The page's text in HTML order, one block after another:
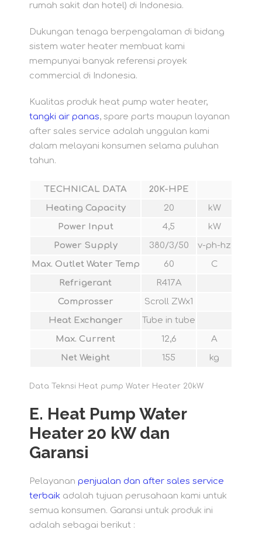
rumah sakit dan hotel) di Indonesia.
Dukungan tenaga berpengalaman di bidang
sistem water heater membuat kami
mempunyai banyak referensi proyek
commercial di Indonesia.
Kualitas produk heat pump water heater,
tangki air panas, spare parts maupun layanan
after sales service adalah unggulan kami
dalam melayani konsumen selama puluhan
tahun.
TECHNICAL DATA
20K-HPE
Heating Capacity
20
kW
Power Input
4,5
kW
Power Supply
380/3/50
v-ph-hz
Max. Outlet Water Temp
60
C
Refrigerant
R417A
Comprosser
Scroll ZWx1
Heat Exchanger
Tube in tube
Max. Current
12,6
A
Net Weight
155 kg
Data Teknsi Heat pump Water Heater 20kW
E. Heat Pump Water
Heater 20 kW dan
Garansi
Pelayanan penjualan dan after sales service
terbaik adalah tujuan perusahaan kami untuk
semua konsumen. Garansi untuk produk ini
adalah sebagai berikut :